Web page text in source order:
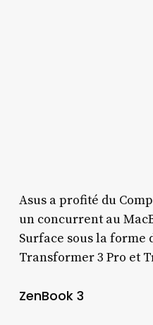
Asus a profité du
un concurrent au
Surface sous la forme
Transformer 3 Pro et
ZenBook 3